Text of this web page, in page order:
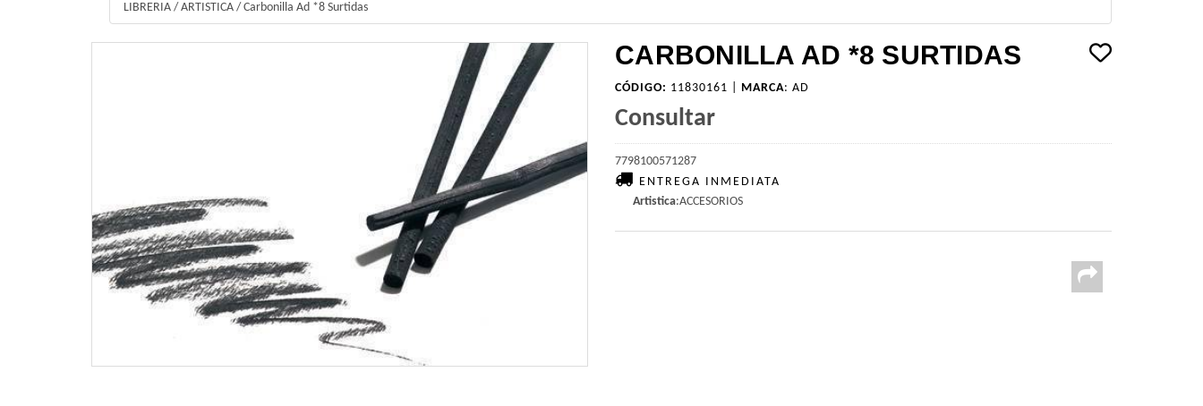
LIBRERIA / ARTISTICA / Carbonilla Ad *8 Surtidas
CARBONILLA AD *8 SURTIDAS
CÓDIGO: 11830161 | MARCA: AD
Consultar
7798100571287
ENTREGA INMEDIATA
Artistica:ACCESORIOS